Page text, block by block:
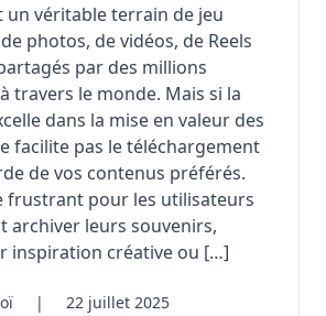
un véritable terrain de jeu
photos, de vidéos, de Reels
par des millions
travers le monde. Mais si la
dans la mise en valeur des
facilite pas le téléchargement
de vos contenus préférés.
frustrant pour les utilisateurs
archiver leurs souvenirs,
inspiration créative ou […]
| 22 juillet 2025